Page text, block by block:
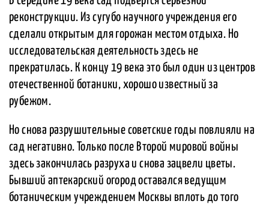
реконструкции. Из сугубо научного учреждения его
сделали открытым для горожан местом отдыха. Но
исследовательская деятельность здесь не
прекратилась. К концу 19 века это был один из центров
отечественной ботаники, хорошо известный за
рубежом.
Но снова разрушительные советские годы повлияли на
сад негативно. Только после Второй мировой войны
здесь закончилась разруха и снова зацвели цветы.
Бывший аптекарский огород оставался ведущим
ботаническим учреждением Москвы вплоть до того